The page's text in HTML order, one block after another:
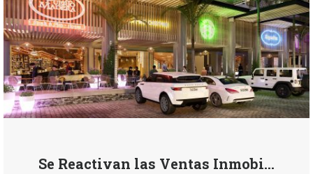
Se Reactivan las Ventas Inmobi...